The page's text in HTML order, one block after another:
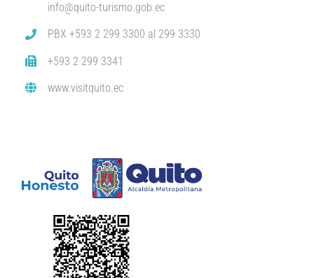
info@quito-turismo.gob.ec
PBX +593 2 299 3300 al 299 3330
+593 2 299 3341
www.visitquito.ec